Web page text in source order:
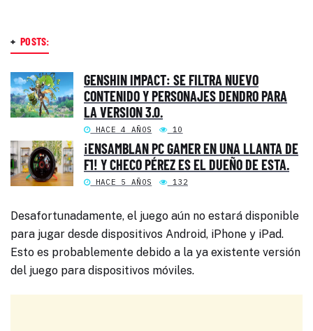
+ POSTS:
GENSHIN IMPACT: SE FILTRA NUEVO
CONTENIDO Y PERSONAJES DENDRO PARA
LA VERSION 3.0.
HACE 4 AÑOS 10
¡ENSAMBLAN PC GAMER EN UNA LLANTA DE
F1! Y CHECO PÉREZ ES EL DUEÑO DE ESTA.
HACE 5 AÑOS 132
Desafortunadamente, el juego aún no estará disponible
para jugar desde dispositivos Android, iPhone y iPad.
Esto es probablemente debido a la ya existente versión
del juego para dispositivos móviles.